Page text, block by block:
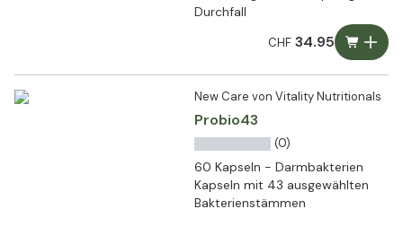
Durchfall
CHF34.95
New Care von Vitality Nutritionals
Probio43
(0)
60 Kapseln - Darmbakterien
Kapseln mit 43 ausgewählten
Bakterienstämmen